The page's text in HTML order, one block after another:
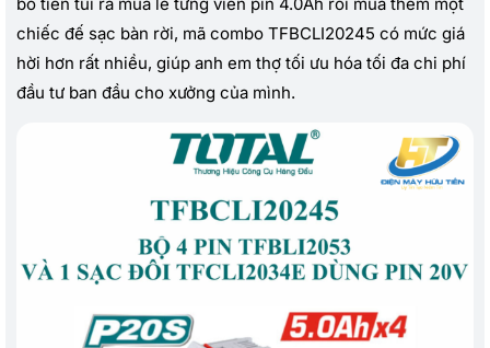
chiếc đế sạc bàn rời, mã combo TFBCLI20245 có mức giá
hời hơn rất nhiều, giúp anh em thợ tối ưu hóa tối đa chi phí
đầu tư ban đầu cho xưởng của mình.